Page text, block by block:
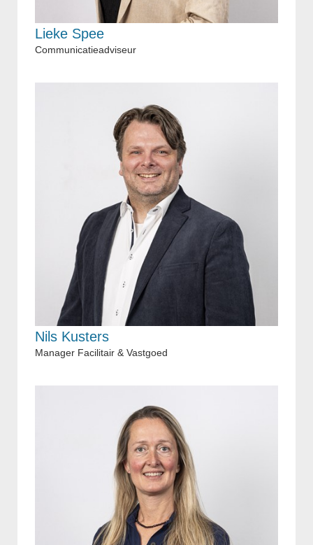
Lieke Spee
Communicatieadviseur
Nils Kusters
Manager Facilitair & Vastgoed